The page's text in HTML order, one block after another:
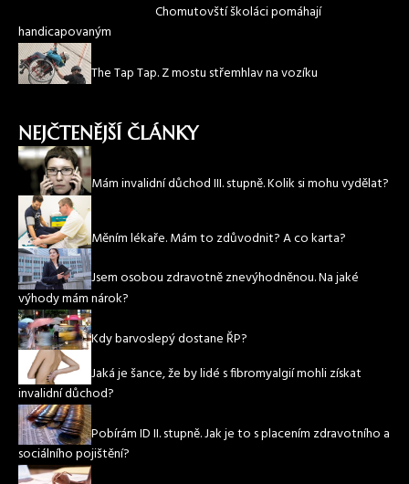
Chomutovští školáci pomáhají
handicapovaným
The Tap Tap. Z mostu střemhlav na vozíku
NEJČTENĚJŠÍ ČLÁNKY
Mám invalidní důchod III. stupně. Kolik si mohu vydělat?
Měním lékaře. Mám to zdůvodnit? A co karta?
Jsem osobou zdravotně znevýhodněnou. Na jaké
výhody mám nárok?
Kdy barvoslepý dostane ŘP?
Jaká je šance, že by lidé s fibromyalgií mohli získat
invalidní důchod?
Pobírám ID II. stupně. Jak je to s placením zdravotního a
sociálního pojištění?